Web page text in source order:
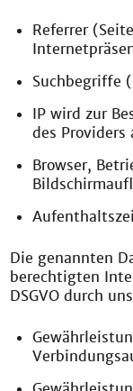
Referrer
Suchbegriffe
IP wird zur
des
Browser,
Die genannten
berechtigten
DSGVO durch